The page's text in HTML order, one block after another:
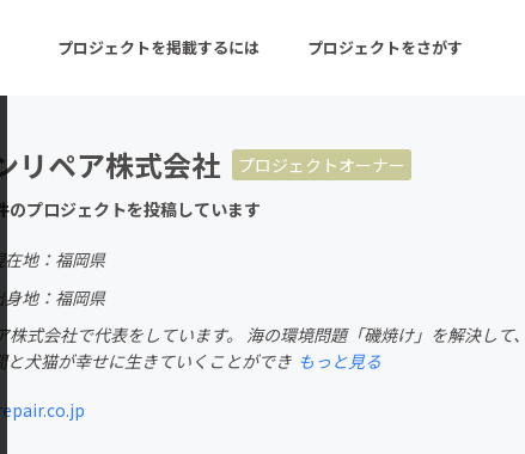
プロジェクトを掲載するには プロジェクトをさがす
ーン 注目の新着プロジェクト
音楽
ゲーム・サービス開発
フード・飲食店
リペア株式会社
プロジェクトオーナー
のプロジェクトを投稿しています
在地：福岡県
身地：福岡県
株式会社で代表をしています。 海の環境問題「磯焼け」を解決し
と犬猫が幸せに生きていくことができ もっと見る